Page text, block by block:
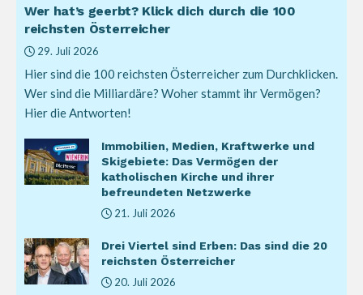
Wer hat’s geerbt? Klick dich durch die 100
reichsten Österreicher
29. Juli 2026
Hier sind die 100 reichsten Österreicher zum Durchklicken.
Wer sind die Milliardäre? Woher stammt ihr Vermögen?
Hier die Antworten!
Immobilien, Medien, Kraftwerke und
Skigebiete: Das Vermögen der
katholischen Kirche und ihrer
befreundeten Netzwerke
21. Juli 2026
Drei Viertel sind Erben: Das sind die 20
reichsten Österreicher
20. Juli 2026